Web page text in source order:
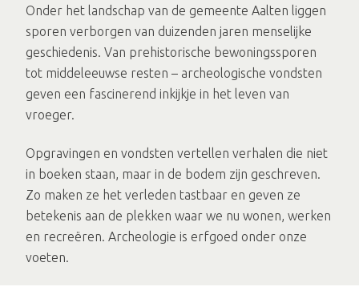
Onder het landschap van de gemeente Aalten liggen
sporen verborgen van duizenden jaren menselijke
geschiedenis. Van prehistorische bewoningssporen
tot middeleeuwse resten – archeologische vondsten
geven een fascinerend inkijkje in het leven van
vroeger.
Opgravingen en vondsten vertellen verhalen die niet
in boeken staan, maar in de bodem zijn geschreven.
Zo maken ze het verleden tastbaar en geven ze
betekenis aan de plekken waar we nu wonen, werken
en recreëren. Archeologie is erfgoed onder onze
voeten.